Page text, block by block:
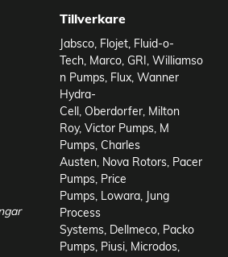
Tillverkare
Jabsco, Flojet, Fluid-o-
Tech, Marco, GRI, Williamso
n Pumps, Flux, Wanner
Hydra-
Cell, Oberdorfer, Milton
Roy, Victor Pumps, M
Pumps, Charles
Austen, Nova Rotors, Pacer
Pumps, Price
Pumps, Lowara, Jung
Process
Systems, Dellmeco, Packo
Pumps, Piusi, Microdos,